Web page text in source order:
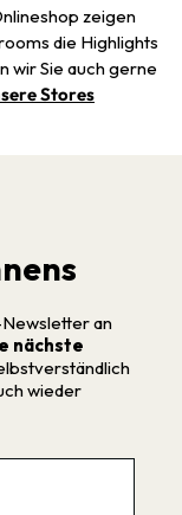
zeigen
die Highlights
wir Sie auch gerne
Stores
an
nächste
wieder